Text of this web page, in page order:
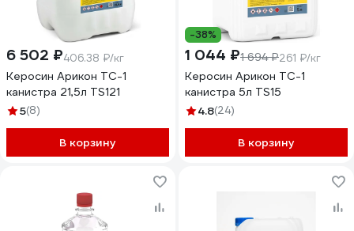
6 502 ₽406.38 ₽/кг
Керосин Арикон ТС-1
канистра 21,5л TS121
5(8)
В корзину
-38%
1 044 ₽1 694 ₽261 ₽/кг
Керосин Арикон ТС-1
канистра 5л TS15
4.8(24)
В корзину